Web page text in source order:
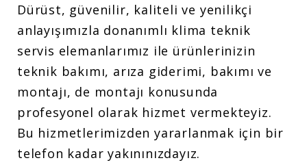
Dürüst, güvenilir, kaliteli ve yenilikçi
anlayışımızla donanımlı klima teknik
servis elemanlarımız ile ürünlerinizin
teknik bakımı, arıza giderimi, bakımı ve
montajı, de montajı konusunda
profesyonel olarak hizmet vermekteyiz.
Bu hizmetlerimizden yararlanmak için bir
telefon kadar yakınınızdayız.